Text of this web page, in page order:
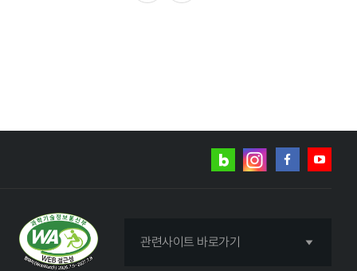
네이버
인스타그램
관련사이트 바로가기